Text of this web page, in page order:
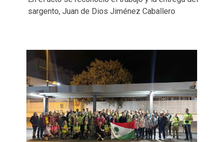
sargento, Juan de Dios Jiménez Caballero